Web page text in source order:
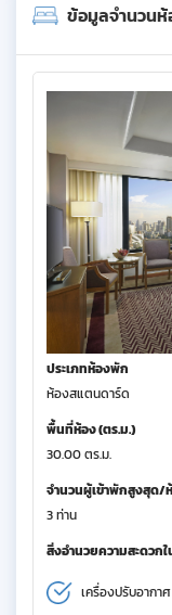
ข้อมูลจำนวน
ประเภทห้องพัก
ห้องสแตนดาร์ด
พื้นที่ห้อง (ตร.ม.)
30.00 ตร.ม.
จำนวนผู้เข้าพักสูงสุด/
3 ท่าน
สิ่งอำนวยความสะดวก
เครื่องปรับอากาศ